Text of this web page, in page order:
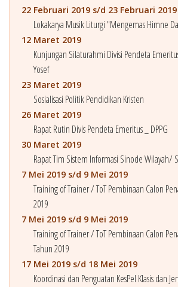
22 Februari 2019 s/d 23 Februari 2019
Lokakarya Musik Liturgi "Mengemas Himne
12 Maret 2019
Kunjungan Silaturahmi Divisi Pendeta
Yosef
23 Maret 2019
Sosialisasi Politik Pendidikan Kristen
26 Maret 2019
Rapat Rutin Divis Pendeta Emeritus _ DPPG
30 Maret 2019
Rapat Tim Sistem Informasi Sinode Wilayah/
7 Mei 2019 s/d 9 Mei 2019
Training of Trainer / ToT Pembinaan Calon
2019
7 Mei 2019 s/d 9 Mei 2019
Training of Trainer / ToT Pembinaan Calon
Tahun 2019
17 Mei 2019 s/d 18 Mei 2019
Koordinasi dan Penguatan KesPel Klasis dan